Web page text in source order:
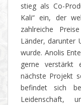
stieg als Co-
Kali“ ein, der
zahlreiche
Länder, darunter
wurde. Anolis
gerne verstärkt
nächste Projekt
befindet sich
Leidenschaft,